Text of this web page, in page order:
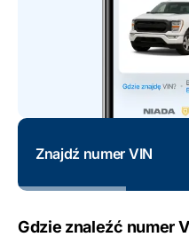
Znajdź numer VIN
Gdzie znaleźć numer